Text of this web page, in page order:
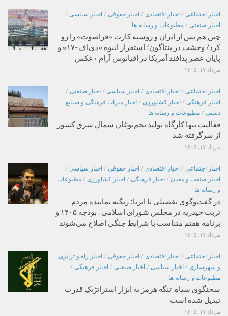
اخبار اجتماعی / اخبار اقتصادی / اخبار حقوقی / اخبار سیاسی /
اخبار صنعتی / مطبوعات و رسانه ها
چین هم پس از ایران و روسیه کارت «فراصوت» را رو
کرد/ وحشت در پنتاگون؛ استقرار انبوه «دی‌اف‑۱۷» و
پایان عصر پدافند آمریکا در اقیانوس آرام +عکس
مرداد ۱۷, ۱۴۰۵
اخبار اجتماعی / اخبار اقتصادی / اخبار سیاسی / اخبار صنعتی /
اخبار فرهنگی / اخبار کشاورزی / اخبار میراث فرهنگی و صنایع
دستی / مطبوعات و رسانه ها
فعالیت تنها کارگاه تولید تخم‌نوغان شمال شرق کشور
از سرگرفته شد
مرداد ۱۷, ۱۴۰۵
اخبار اجتماعی / اخبار اقتصادی / اخبار حقوقی / اخبار سیاسی /
اخبار صنعت و معدن / اخبار فرهنگی / اخبار کشاورزی / مطبوعات
و رسانه ها
در گفت‌وگوی تفصیلی با ایرنا؛ زنگنه نماینده مردم
تربت حیدریه در مجلس شورای اسلامی : بودجه ۱۴۰۵ و
برنامه هفتم متناسب با شرایط جنگی اصلاح می‌شوند
مرداد ۱۷, ۱۴۰۵
اخبار اجتماعی / اخبار اقتصادی / اخبار حقوقی / اخبار راه و ترابری
و شهرسازی / اخبار سیاسی / اخبار صنعتی / اخبار فرهنگی /
مطبوعات و رسانه ها
سخنگوی سپاه: تنگه هرمز به ابزار استراتژیک قدرت
تبدیل شده است
مرداد ۱۷, ۱۴۰۵